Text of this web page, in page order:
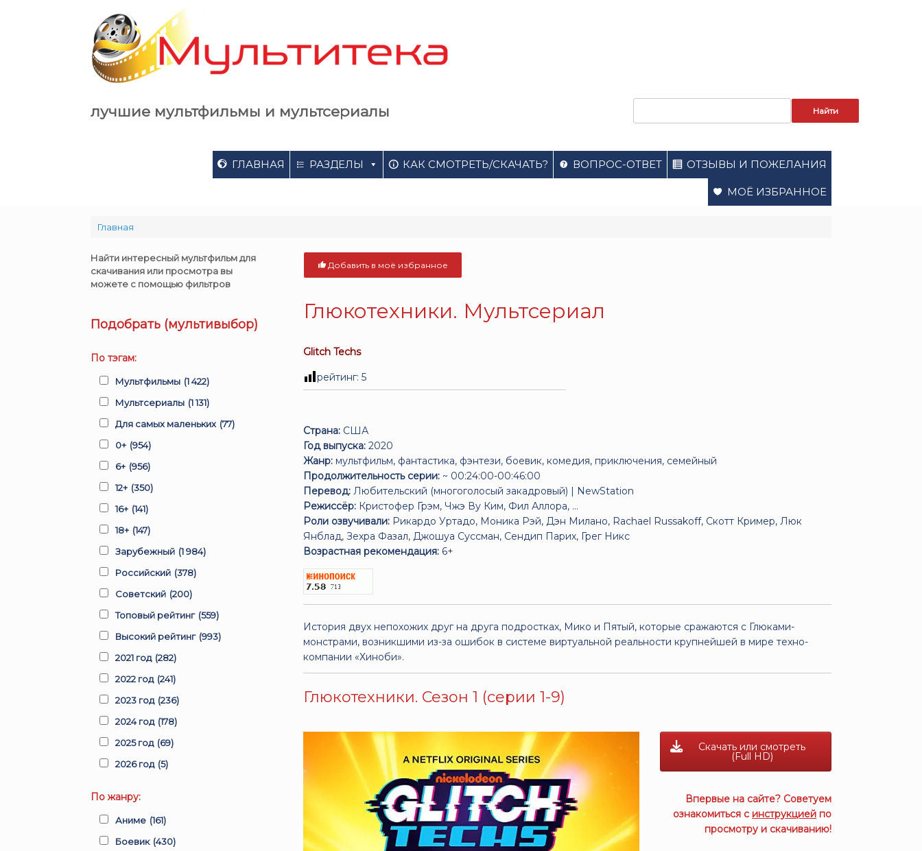
лучшие мультфильмы и мультсериалы
ГЛАВНАЯ РАЗДЕЛЫ КАК СМОТРЕТЬ/СКАЧАТЬ? ВОПРОС-ОТВЕТ ОТЗЫВЫ И ПОЖЕЛАНИЯ
МОЁ ИЗБРАННОЕ
Главная
Добавить в моё избранное
Глюкотехники. Мультсериал
Glitch Techs
рейтинг:5
Страна: США
Год выпуска: 2020
Жанр: мультфильм, фантастика, фэнтези, боевик, комедия, приключения, семейный
Продолжительность серии: ~ 00:24:00-00:46:00
Перевод: Любительский (многоголосый закадровый) | NewStation
Режиссёр: Кристофер Грэм, Чжэ Ву Ким, Фил Аллора, ...
Роли озвучивали: Рикардо Уртадо, Моника Рэй, Дэн Милано, Rachael Russakoff, Скотт Кример, Люк
Янблад, Зехра Фазал, Джошуа Суссман, Сендип Парих, Грег Никс
Возрастная рекомендация: 6+
История двух непохожих друг на друга подростках, Мико и Пятый, которые сражаются с Глюками-
монстрами, возникшими из-за ошибок в системе виртуальной реальности крупнейшей в мире техно-
компании «Хиноби».
Глюкотехники. Сезон 1 (серии 1-9)
Скачать или смотреть
(Full HD)
Впервые на сайте? Советуем
ознакомиться с инструкцией по
просмотру и скачиванию!
Найти интересный мультфильм для
скачивания или просмотра вы
можете с помощью фильтров
Подобрать (мультивыбор)
По тэгам:
Мультфильмы (1 422)
Мультсериалы (1 131)
Для самых маленьких (77)
0+ (954)
6+ (956)
12+ (350)
16+ (141)
18+ (147)
Зарубежный (1 984)
Российский (378)
Советский (200)
Топовый рейтинг (559)
Высокий рейтинг (993)
2021 год (282)
2022 год (241)
2023 год (236)
2024 год (178)
2025 год (69)
2026 год (5)
По жанру:
Аниме (161)
Боевик (430)